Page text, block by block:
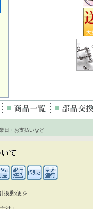
日・お支払いなど
換郵便を